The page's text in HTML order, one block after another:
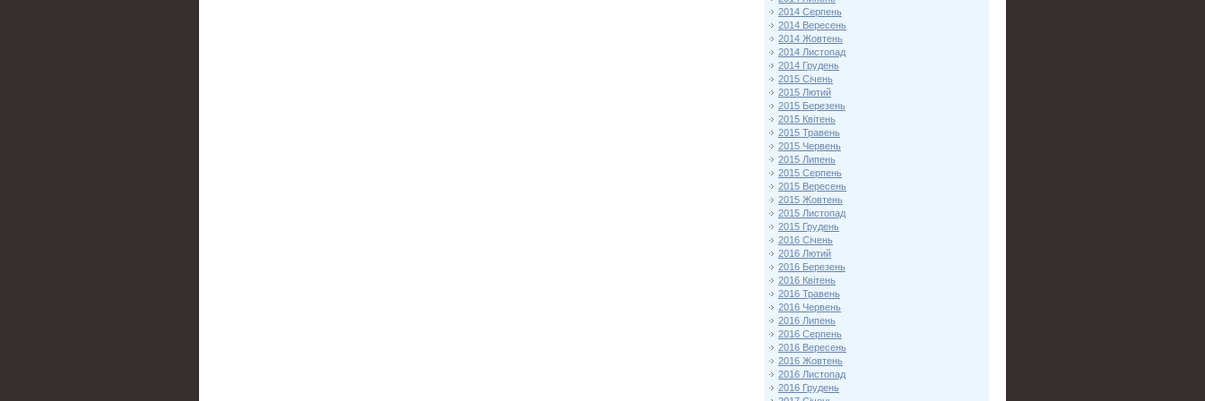
2014 Серпень
2014 Вересень
2014 Жовтень
2014 Листопад
2014 Грудень
2015 Січень
2015 Лютий
2015 Березень
2015 Квітень
2015 Травень
2015 Червень
2015 Липень
2015 Серпень
2015 Вересень
2015 Жовтень
2015 Листопад
2015 Грудень
2016 Січень
2016 Лютий
2016 Березень
2016 Квітень
2016 Травень
2016 Червень
2016 Липень
2016 Серпень
2016 Вересень
2016 Жовтень
2016 Листопад
2016 Грудень